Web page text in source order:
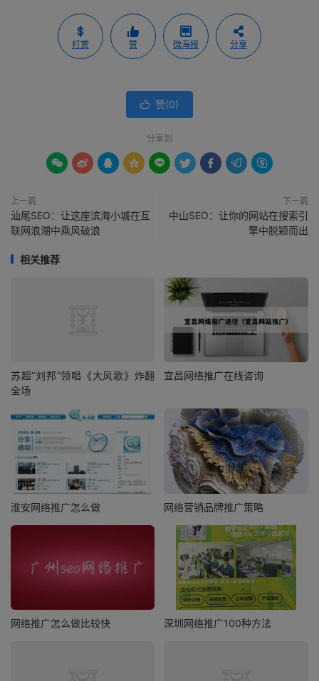
打赏 赞 微海报 分享
 赞(0)
分享到
        
上一篇
汕尾SEO：让这座滨海小城在互
联网浪潮中乘风破浪
下一篇
中山SEO：让你的网站在搜索引
擎中脱颖而出
相关推荐
苏超“刘邦”领唱《大风歌》炸翻
全场
宜昌网络推广在线咨询
淮安网络推广怎么做 网络营销品牌推广策略
网络推广怎么做比较快 深圳网络推广100种方法